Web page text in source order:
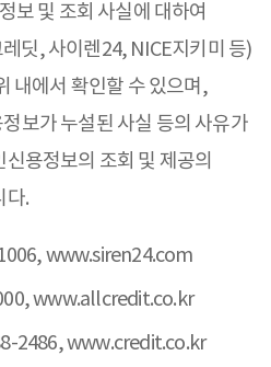
보 및 조회 사실에 대하여
딧, 사이렌24, NICE지키미 등)
내에서 확인할 수 있으며,
보가 누설된 사실 등의 사유가
용정보의 조회 및 제공의
다.
www.siren24.com
www.allcredit.co.kr
2486,www.credit.co.kr